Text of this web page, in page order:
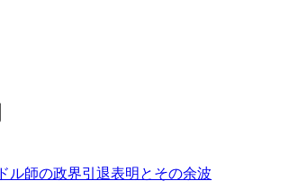
ル師の政界引退表明とその余波